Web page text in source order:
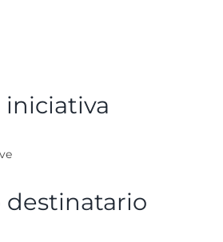
iniciativa
destinatario